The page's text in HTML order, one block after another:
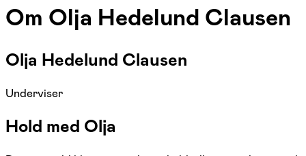
Om Olja Hedelund Clausen
Olja Hedelund Clausen
Underviser
Hold med Olja